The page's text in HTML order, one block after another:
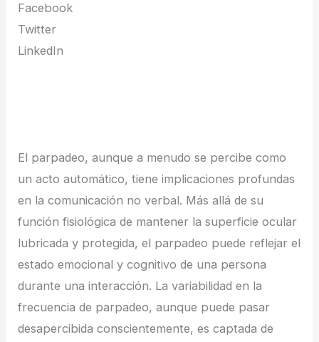
Facebook
Twitter
LinkedIn
El parpadeo, aunque a menudo se percibe como
un acto automático, tiene implicaciones profundas
en la comunicación no verbal. Más allá de su
función fisiológica de mantener la superficie ocular
lubricada y protegida, el parpadeo puede reflejar el
estado emocional y cognitivo de una persona
durante una interacción. La variabilidad en la
frecuencia de parpadeo, aunque puede pasar
desapercibida conscientemente, es captada de